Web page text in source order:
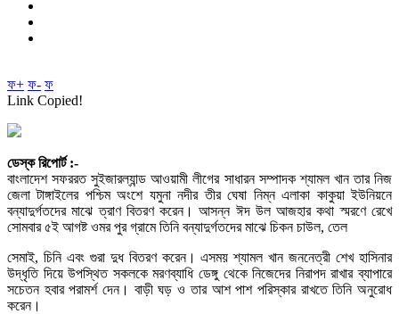
ফ+ ফ- ফ
Link Copied!
ডেস্ক রিপোর্ট :-
বাংলাদেশ সফররত সুইজারল্যান্ড আওয়ামী লীগের সাধারন সম্পাদক শ্যামল খান তার নিজ
জেলা টাঙ্গাইলের পশ্চিম অংশে যমুনা নদীর তীর ঘেষা নিম্ন এলাকা কাকুয়া ইউনিয়নে
বন্যাদুর্গতদের মাঝে ত্রাণ বিতরণ করেন। আসন্ন ঈদ উল আজহার কথা স্মরণে রেখে
সোমবার ৫ই আগষ্ট ওমর পুর গ্রামে তিনি বন্যাদুর্গতদের মাঝে চিকন চাউল, তেল
সেমাই, চিনি এবং গুরা দুধ বিতরণ করেন। এসময় শ্যামল খান জননেত্রী শেখ হাসিনার
উদ্ধৃতি দিয়ে উপস্থিত সকলকে মরণব্যাধি ডেঙ্গু থেকে নিজেদের নিরাপদ রাখার ব্যাপারে
সচেতন হবার পরামর্শ দেন। বাড়ী ঘড় ও তার আশ পাশ পরিস্কার রাখতে তিনি অনুরোধ
করেন।